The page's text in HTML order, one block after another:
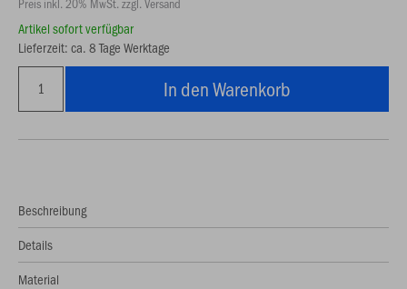
Artikel sofort verfügbar
Lieferzeit: ca. 8 Tage Werktage
In den Warenkorb
Beschreibung
Details
Material